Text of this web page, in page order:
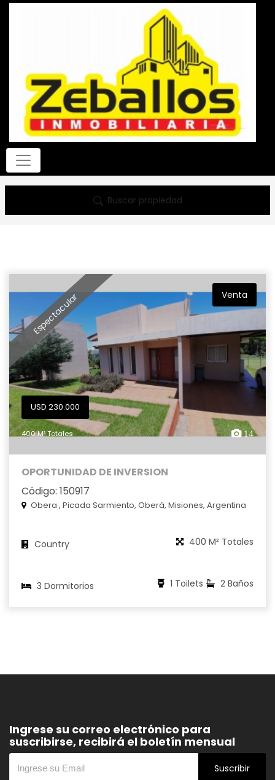
Buscar propiedad
Espectacular Venta
USD 230.000
400 M² Totales 14
OPORTUNIDAD DE INVERSION
Código: 150917
Obera , Picada Sarmiento, Oberá, Misiones, Argentina
Country 400 M² Totales
3 Dormitorios 2 Baños
1 Toilets
Ingrese su correo electrónico para
suscribirse, recibirá el boletín mensual
Suscribir